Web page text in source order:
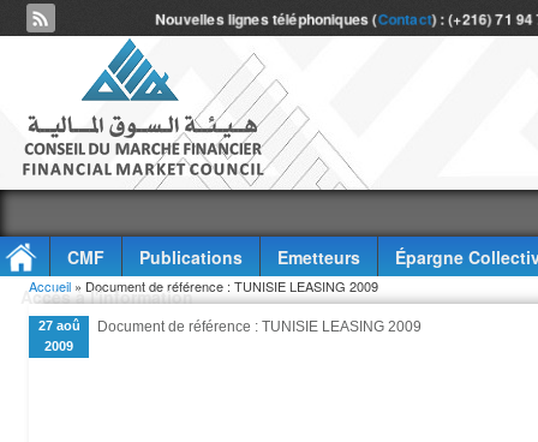
Nouvelles lignes téléphoniques (Contact) : (+216) 71
CMF Publications Emetteurs
Épargne
Accès à l'information
Vous êtes ici
Accueil » Document de référence : TUNISIE LEASING 2009
27 aoû
2009
Document de référence : TUNISIE LEASING 2009